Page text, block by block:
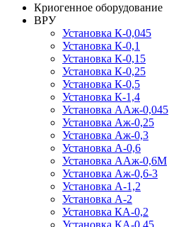
Криогенное оборудование
ВРУ
Установка К-0,045
Установка К-0,1
Установка К-0,15
Установка К-0,25
Установка К-0,5
Установка К-1,4
Установка ААж-0,045
Установка Аж-0,25
Установка Аж-0,3
Установка А-0,6
Установка ААж-0,6М
Установка Аж-0,6-3
Установка А-1,2
Установка А-2
Установка КА-0,2
Установка КА-0,45